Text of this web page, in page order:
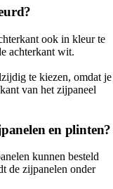
ook in kleur te
achterkant wit.
te kiezen, omdat je
van het zijpaneel
en plinten?
kunnen besteld
de zijpanelen onder